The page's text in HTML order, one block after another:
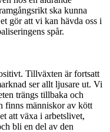
ska kunna
gör att vi kan hävda oss i
spår.
Tillväxten är fortsatt
ser allt ljusare ut. Vi
trängs tillbaka och
finns människor av kött
att växa i arbetslivet,
bli en del av den